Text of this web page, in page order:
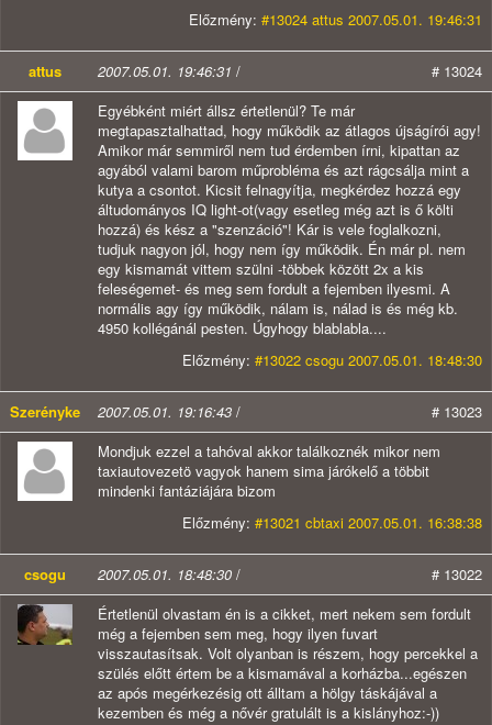
Előzmény: #13024 attus 2007.05.01. 19:46:31
attus 2007.05.01. 19:46:31 /
# 13024
Egyébként miért állsz értetlenül? Te már
megtapasztalhattad, hogy működik az átlagos újságírói agy!
Amikor már semmiről nem tud érdemben írni, kipattan az
agyából valami barom műprobléma és azt rágcsálja mint a
kutya a csontot. Kicsit felnagyítja, megkérdez hozzá egy
áltudományos IQ light-ot(vagy esetleg még azt is ő költi
hozzá) és kész a "szenzáció"! Kár is vele foglalkozni,
tudjuk nagyon jól, hogy nem így működik. Én már pl. nem
egy kismamát vittem szülni -többek között 2x a kis
feleségemet- és meg sem fordult a fejemben ilyesmi. A
normális agy így működik, nálam is, nálad is és még kb.
4950 kollégánál pesten. Úgyhogy blablabla....
Előzmény: #13022 csogu 2007.05.01. 18:48:30
Szerényke 2007.05.01. 19:16:43 /
# 13023
Mondjuk ezzel a tahóval akkor találkoznék mikor nem
taxiautovezetö vagyok hanem sima járókelő a többit
mindenki fantáziájára bizom
Előzmény: #13021 cbtaxi 2007.05.01. 16:38:38
csogu 2007.05.01. 18:48:30 /
# 13022
Értetlenül olvastam én is a cikket, mert nekem sem fordult
még a fejemben sem meg, hogy ilyen fuvart
visszautasítsak. Volt olyanban is részem, hogy percekkel a
szülés előtt értem be a kismamával a korházba...egészen
az após megérkezésig ott álltam a hölgy táskájával a
kezemben és még a nővér gratulált is a kislányhoz:-))